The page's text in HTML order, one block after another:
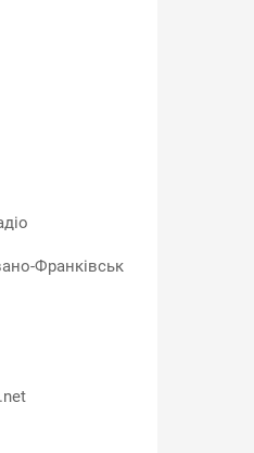
Франківськ